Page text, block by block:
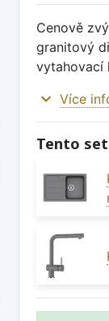
Cenově
granitový
vytahovací
expand_more Více
Tento